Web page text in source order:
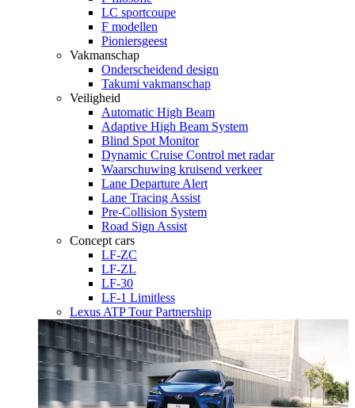
LC sportcoupe
F modellen
Pioniersgeest
Vakmanschap
Onderscheidend design
Takumi vakmanschap
Veiligheid
Automatic High Beam
Adaptive High Beam System
Blind Spot Monitor
Dynamic Cruise Control met radar
Waarschuwing kruisend verkeer
Lane Departure Alert
Lane Tracing Assist
Pre-Collision System
Road Sign Assist
Concept cars
LF-ZC
LF-ZL
LF-30
LF-1 Limitless
Lexus ATP Tour Partnership